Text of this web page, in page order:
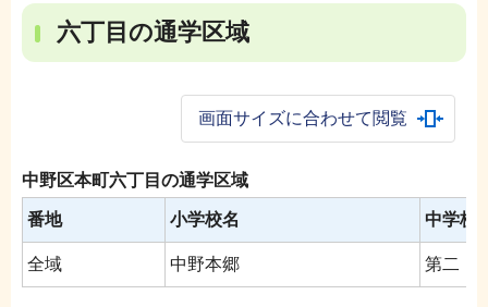
六丁目の通学区域
画面サイズに合わせて閲覧
中野区本町六丁目の通学区域
番地 小学校名 中学校
全域 中野本郷 第二